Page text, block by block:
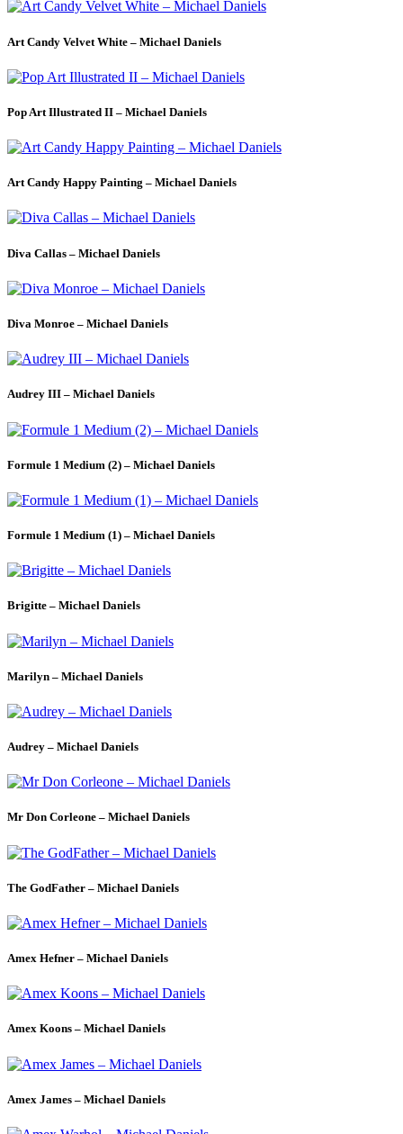
Art Candy Velvet White – Michael Daniels
Pop Art Illustrated II – Michael Daniels
Art Candy Happy Painting – Michael Daniels
Diva Callas – Michael Daniels
Diva Monroe – Michael Daniels
Audrey III – Michael Daniels
Formule 1 Medium (2) – Michael Daniels
Formule 1 Medium (1) – Michael Daniels
Brigitte – Michael Daniels
Marilyn – Michael Daniels
Audrey – Michael Daniels
Mr Don Corleone – Michael Daniels
The GodFather – Michael Daniels
Amex Hefner – Michael Daniels
Amex Koons – Michael Daniels
Amex James – Michael Daniels